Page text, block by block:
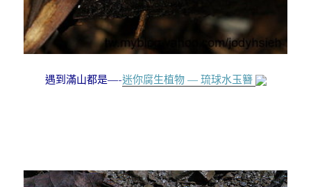
遇到滿山都是—-迷你腐生植物 — 琉球水玉簪